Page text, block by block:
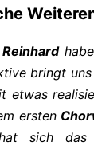
bringt
etwas
ersten
sich das